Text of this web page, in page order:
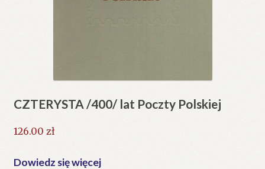
CZTERYSTA /400/ lat Poczty Polskiej
126.00 zł
Dowiedz się więcej